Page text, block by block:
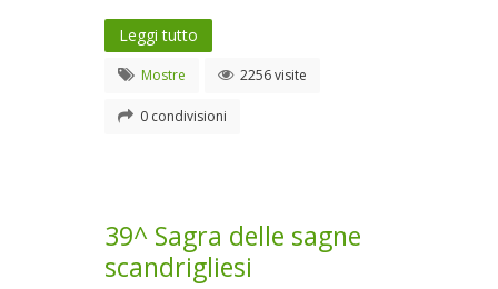
Leggi tutto
Mostre 2256 visite
0 condivisioni
39^ Sagra delle sagne
scandrigliesi